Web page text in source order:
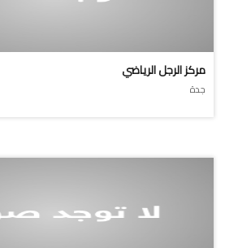
مركز الرجل الرياضي
جدة